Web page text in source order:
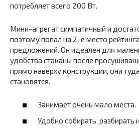
потребляет всего 200 Вт.
Мини-агрегат симпатичный и
поэтому попал на 2-е место
предложений. Он идеален для
удобства стаканы после
прямо наверху конструкции, они
становятся.
Занимает очень мало места.
Удобно собирать, разбирать